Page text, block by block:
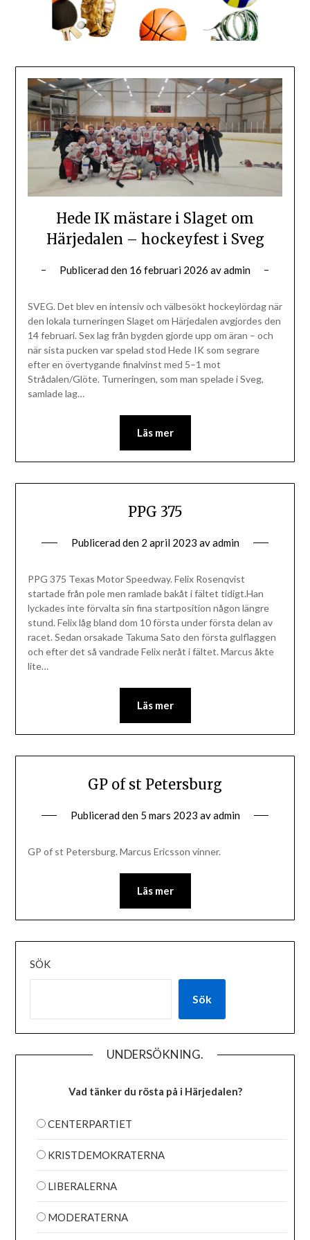
Hede IK mästare i Slaget om
Härjedalen – hockeyfest i Sveg
Publicerad den 16 februari 2026 avadmin
SVEG. Det blev en intensiv och välbesökt hockeylördag när
den lokala turneringen Slaget om Härjedalen avgjordes den
14 februari. Sex lag från bygden gjorde upp om äran – och
när sista pucken var spelad stod Hede IK som segrare
efter en övertygande finalvinst med 5–1 mot
Strådalen/Glöte. Turneringen, som man spelade i Sveg,
samlade lag…
Läs mer
PPG 375
Publicerad den 2 april 2023 avadmin
PPG 375 Texas Motor Speedway. Felix Rosenqvist
startade från pole men ramlade bakåt i fältet tidigt.Han
lyckades inte förvalta sin fina startposition någon längre
stund. Felix låg bland dom 10 första under första delan av
racet. Sedan orsakade Takuma Sato den första gulflaggen
och efter det så vandrade Felix neråt i fältet. Marcus åkte
lite…
Läs mer
GP of st Petersburg
Publicerad den 5 mars 2023 avadmin
GP of st Petersburg. Marcus Ericsson vinner.
Läs mer
SÖK
Sök
UNDERSÖKNING.
Vad tänker du rösta på i Härjedalen?
CENTERPARTIET
KRISTDEMOKRATERNA
LIBERALERNA
MODERATERNA